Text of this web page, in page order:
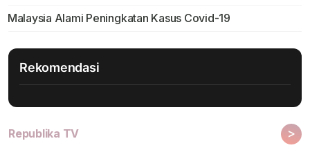
Malaysia Alami Peningkatan Kasus Covid-19
Rekomendasi
Republika TV >